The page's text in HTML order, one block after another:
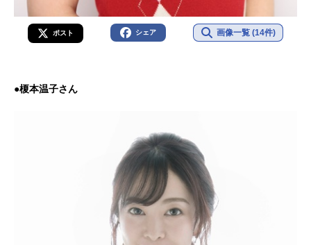
ポスト シェア 画像一覧 (14件)
●榎本温子さん